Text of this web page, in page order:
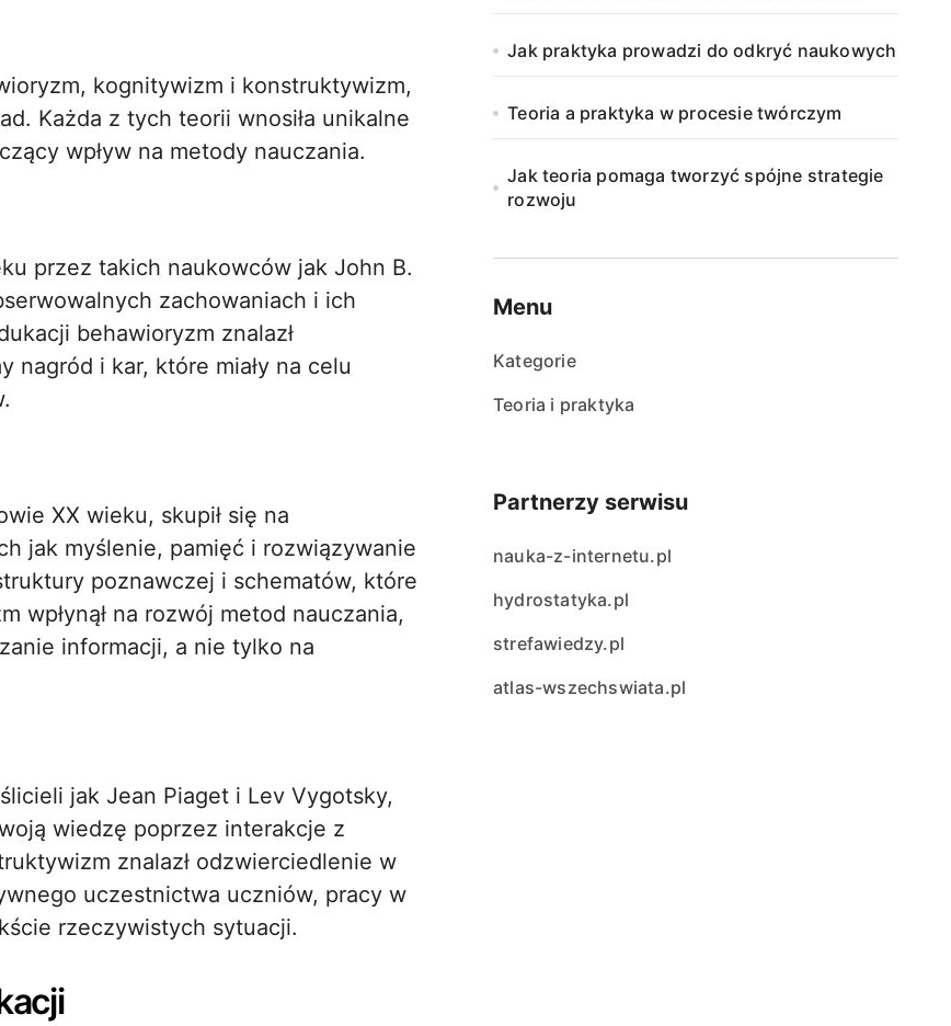
kognitywizm i konstruktywizm,
Każda z tych teorii wnosiła unikalne
wpływ na metody nauczania.
przez takich naukowców jak John B.
zachowaniach i ich
behawioryzm znalazł
nagród i kar, które miały na celu
XX wieku, skupił się na
jak myślenie, pamięć i rozwiązywanie
poznawczej i schematów, które
wpłynął na rozwój metod nauczania,
informacji, a nie tylko na
jak Jean Piaget i Lev Vygotsky,
wiedzę poprzez interakcje z
znalazł odzwierciedlenie w
uczestnictwa uczniów, pracy w
rzeczywistych sytuacji.
Jak praktyka prowadzi do odkryć naukowych
Teoria a praktyka w procesie twórczym
Jak teoria pomaga tworzyć spójne strategie
rozwoju
Menu
Kategorie
Teoria i praktyka
Partnerzy serwisu
nauka-z-internetu.pl
hydrostatyka.pl
strefawiedzy.pl
atlas-wszechswiata.pl